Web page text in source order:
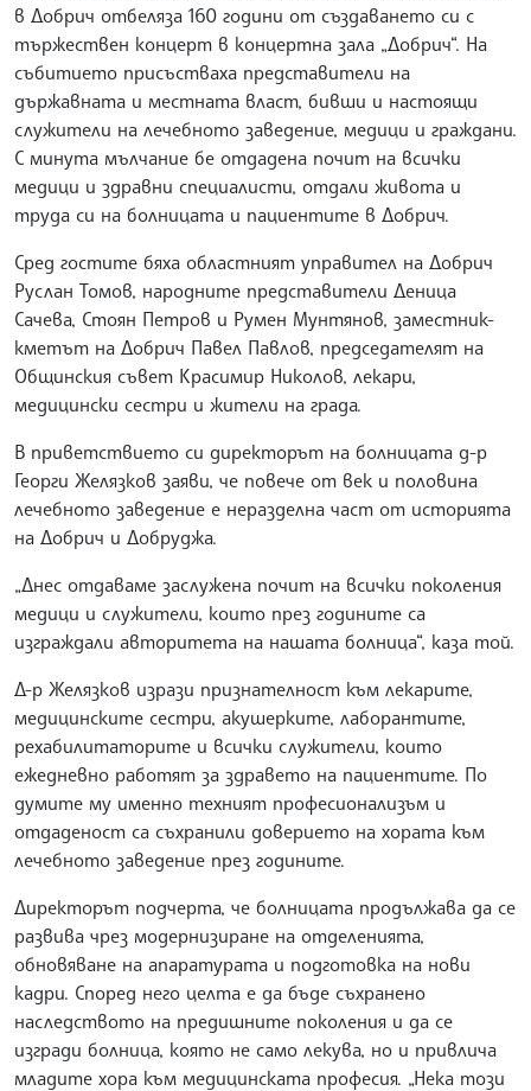
в Добрич отбеляза 160 години от създаването си с
тържествен концерт в концертна зала „Добрич“. На
събитието присъстваха представители на
държавната и местната власт, бивши и настоящи
служители на лечебното заведение, медици и граждани.
С минута мълчание бе отдадена почит на всички
медици и здравни специалисти, отдали живота и
труда си на болницата и пациентите в Добрич.
Сред гостите бяха областният управител на Добрич
Руслан Томов, народните представители Деница
Сачева, Стоян Петров и Румен Мунтянов, заместник-
кметът на Добрич Павел Павлов, председателят на
Общинския съвет Красимир Николов, лекари,
медицински сестри и жители на града.
В приветствието си директорът на болницата д-р
Георги Желязков заяви, че повече от век и половина
лечебното заведение е неразделна част от историята
на Добрич и Добруджа.
„Днес отдаваме заслужена почит на всички поколения
медици и служители, които през годините са
изграждали авторитета на нашата болница“, каза той.
Д-р Желязков изрази признателност към лекарите,
медицинските сестри, акушерките, лаборантите,
рехабилитаторите и всички служители, които
ежедневно работят за здравето на пациентите. По
думите му именно техният професионализъм и
отдаденост са съхранили доверието на хората към
лечебното заведение през годините.
Директорът подчерта, че болницата продължава да се
развива чрез модернизиране на отделенията,
обновяване на апаратурата и подготовка на нови
кадри. Според него целта е да бъде съхранено
наследството на предишните поколения и да се
изгради болница, която не само лекува, но и привлича
младите хора към медицинската професия. „Нека този